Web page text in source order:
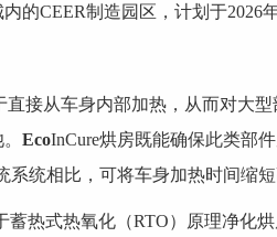
的CEER制造园区，计划于2026
直接从车身内部加热，从而对大
EcoInCure烘房既能确保此类部
系统相比，可将车身加热时间缩短
蓄热式热氧化（RTO）原理净化